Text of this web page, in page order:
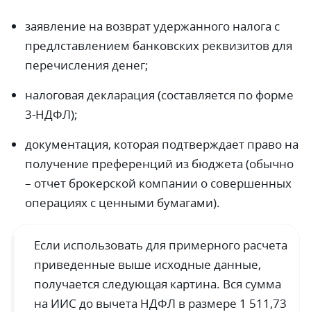
заявление на возврат удержанного налога с
предлставлением банковских реквизитов для
перечисления денег;
налоговая декларация (составляется по форме
3-НДФЛ);
документация, которая подтверждает право на
получение преференций из бюджета (обычно
– отчет брокерской компании о совершенных
операциях с ценными бумагами).
Если использовать для примерного расчета
приведенные выше исходные данные,
получается следующая картина. Вся сумма
на ИИС до вычета НДФЛ в размере 1 511,73